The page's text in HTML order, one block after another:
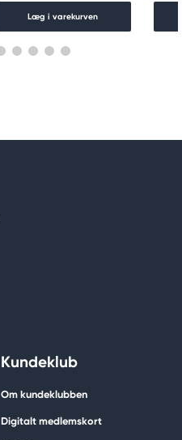
Læg i varekurven
Kundeklub
Om kundeklubben
Digitalt medlemskort